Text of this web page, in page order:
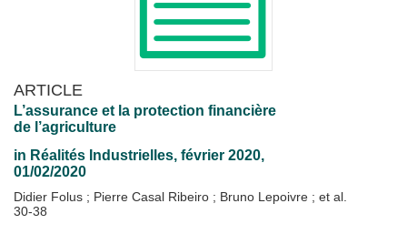
ARTICLE
L’assurance et la protection financière
de l’agriculture
in Réalités Industrielles, février 2020,
01/02/2020
Didier Folus ; Pierre Casal Ribeiro ; Bruno Lepoivre ; et al.
30-38